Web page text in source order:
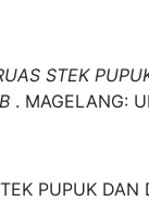
STEK
. MAGELANG:
PUPUK